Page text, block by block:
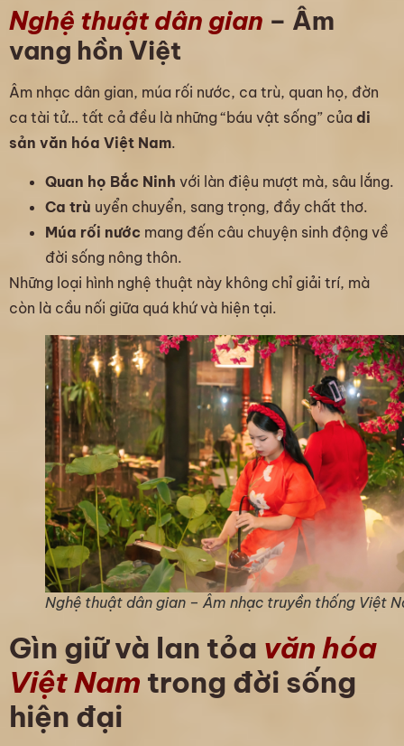
Nghệ thuật dân gian – Âm
vang hồn Việt
Âm nhạc dân gian, múa rối nước, ca trù, quan họ, đờn
ca tài tử… tất cả đều là những “báu vật sống” của di
sản văn hóa Việt Nam.
Quan họ Bắc Ninh với làn điệu mượt mà, sâu lắng.
Ca trù uyển chuyển, sang trọng, đầy chất thơ.
Múa rối nước mang đến câu chuyện sinh động về
đời sống nông thôn.
Những loại hình nghệ thuật này không chỉ giải trí, mà
còn là cầu nối giữa quá khứ và hiện tại.
Nghệ thuật dân gian – Âm nhạc truyền thống Việt
Gìn giữ và lan tỏa văn hóa
Việt Nam trong đời sống
hiện đại